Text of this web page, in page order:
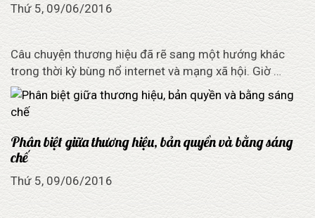
Thứ 5, 09/06/2016
Câu chuyện thương hiệu đã rẽ sang một hướng khác
trong thời kỳ bùng nổ internet và mạng xã hội. Giờ …
Phân biệt giữa thương hiệu, bản quyền và bằng sáng
chế
Thứ 5, 09/06/2016